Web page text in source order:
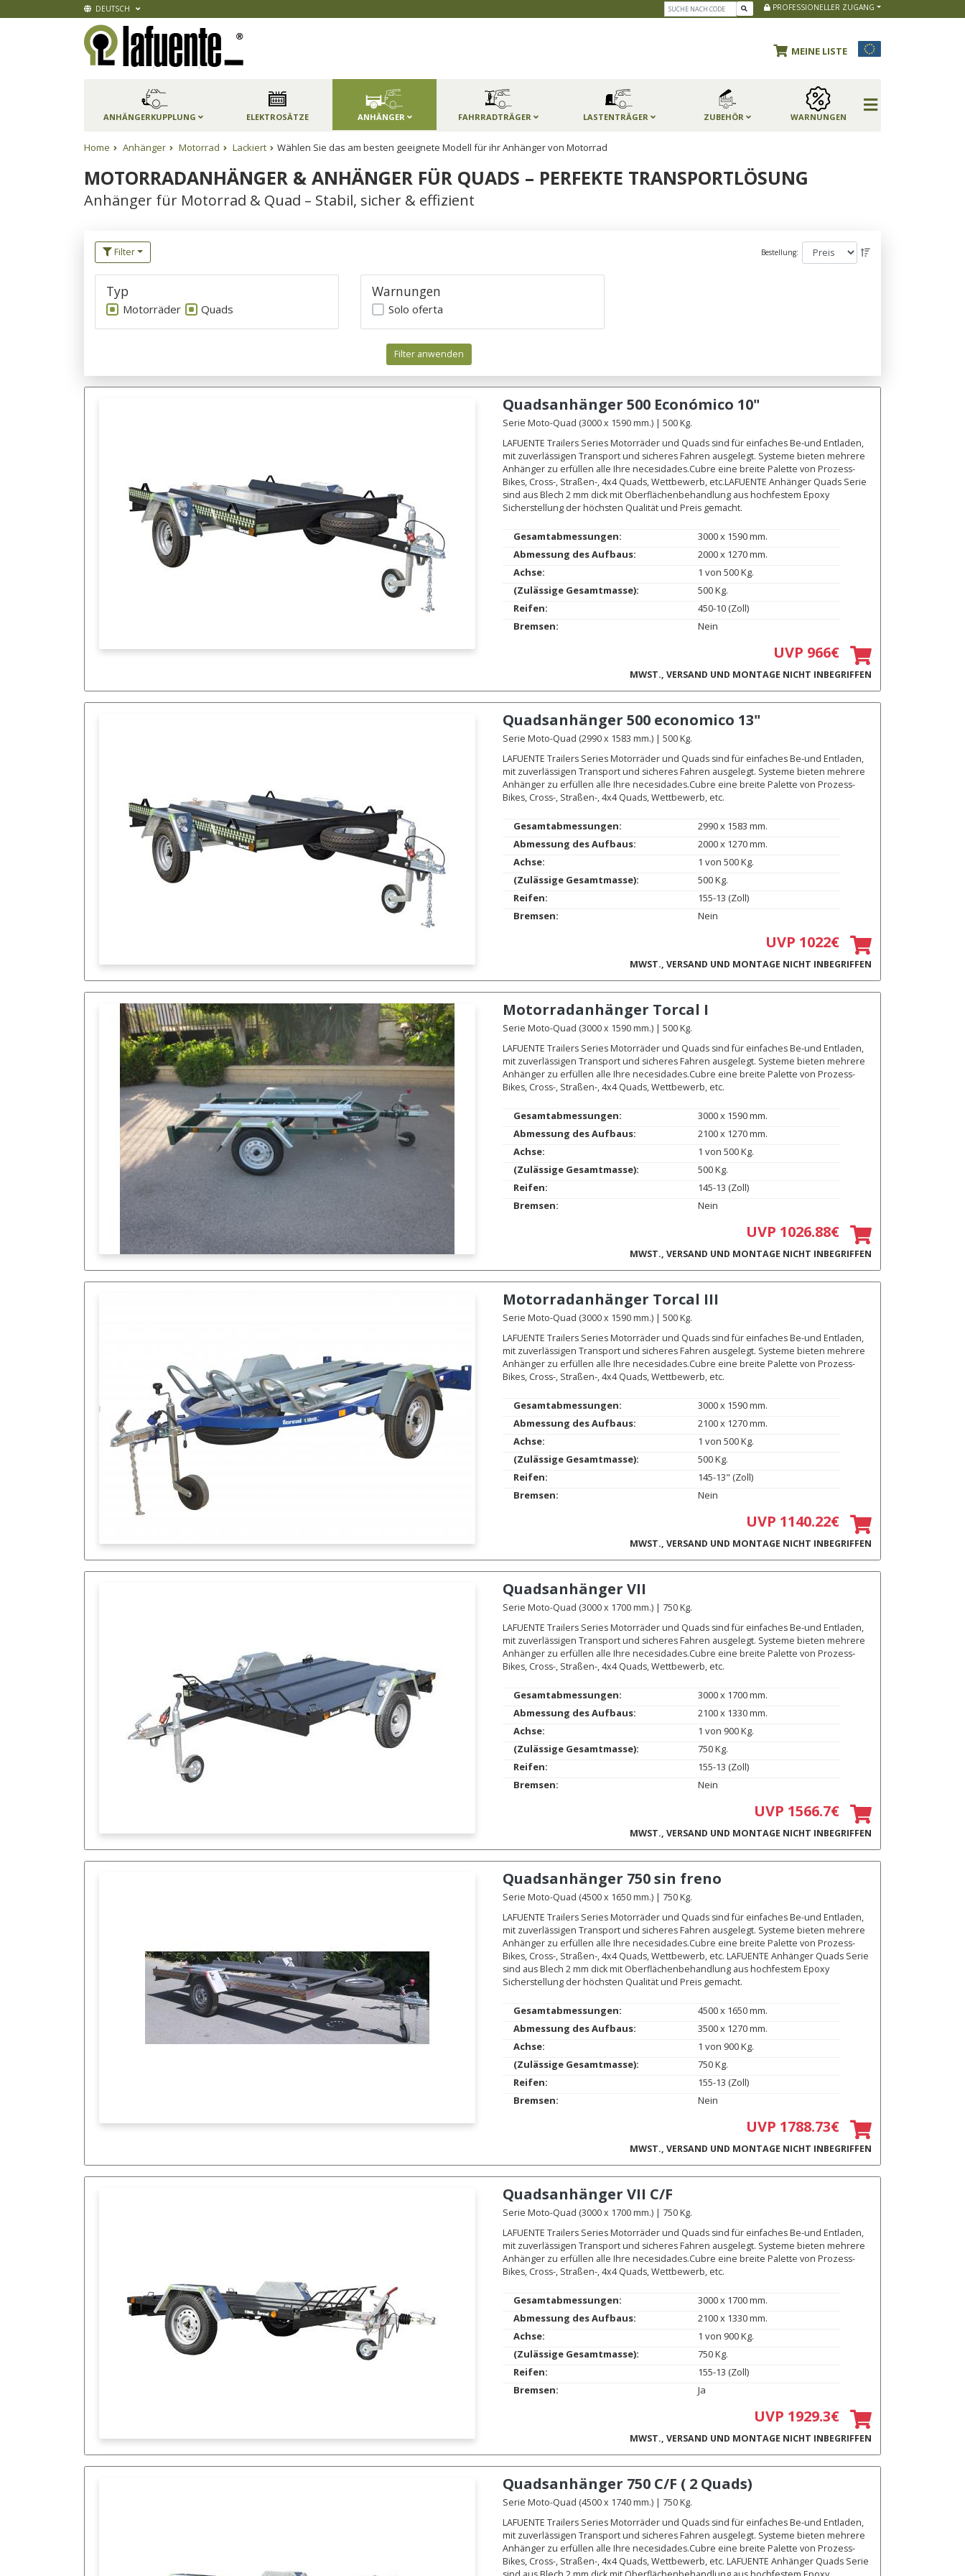
DEUTSCH PROFESSIONELLER ZUGANG
MEINE LISTE
ANHÄNGERKUPPLUNG ELEKTROSÄTZE ANHÄNGER FAHRRADTRÄGER LASTENTRÄGER ZUBEHÖR WARNUNGEN
Home Anhänger Motorrad Lackiert Wählen Sie das am besten geeignete Modell für ihr Anhänger von Motorrad
MOTORRADANHÄNGER & ANHÄNGER FÜR QUADS – PERFEKTE TRANSPORTLÖSUNG
Anhänger für Motorrad & Quad – Stabil, sicher & effizient
Filter Bestellung:
Typ
Motorräder Quads
Warnungen
Solo oferta
Filter anwenden
Quadsanhänger 500 Económico 10"
Serie Moto-Quad (3000 x 1590 mm.) | 500 Kg.
LAFUENTE Trailers Series Motorräder und Quads sind für einfaches Be-und Entladen,
mit zuverlässigen Transport und sicheres Fahren ausgelegt. Systeme bieten mehrere
Anhänger zu erfüllen alle Ihre necesidades.Cubre eine breite Palette von Prozess-
Bikes, Cross-, Straßen-, 4x4 Quads, Wettbewerb, etc.LAFUENTE Anhänger Quads Serie
sind aus Blech 2 mm dick mit Oberflächenbehandlung aus hochfestem Epoxy
Sicherstellung der höchsten Qualität und Preis gemacht.
Gesamtabmessungen:
3000 x 1590 mm.
Abmessung des Aufbaus:
2000 x 1270 mm.
Achse:
1 von 500 Kg.
(Zulässige Gesamtmasse):
500 Kg.
Reifen:
450-10 (Zoll)
Bremsen:
Nein
UVP 966€
MWST., VERSAND UND MONTAGE NICHT INBEGRIFFEN
Quadsanhänger 500 economico 13"
Serie Moto-Quad (2990 x 1583 mm.) | 500 Kg.
LAFUENTE Trailers Series Motorräder und Quads sind für einfaches Be-und Entladen,
mit zuverlässigen Transport und sicheres Fahren ausgelegt. Systeme bieten mehrere
Anhänger zu erfüllen alle Ihre necesidades.Cubre eine breite Palette von Prozess-
Bikes, Cross-, Straßen-, 4x4 Quads, Wettbewerb, etc.
Gesamtabmessungen:
2990 x 1583 mm.
Abmessung des Aufbaus:
2000 x 1270 mm.
Achse:
1 von 500 Kg.
(Zulässige Gesamtmasse):
500 Kg.
Reifen:
155-13 (Zoll)
Bremsen:
Nein
UVP 1022€
MWST., VERSAND UND MONTAGE NICHT INBEGRIFFEN
Motorradanhänger Torcal I
Serie Moto-Quad (3000 x 1590 mm.) | 500 Kg.
LAFUENTE Trailers Series Motorräder und Quads sind für einfaches Be-und Entladen,
mit zuverlässigen Transport und sicheres Fahren ausgelegt. Systeme bieten mehrere
Anhänger zu erfüllen alle Ihre necesidades.Cubre eine breite Palette von Prozess-
Bikes, Cross-, Straßen-, 4x4 Quads, Wettbewerb, etc.
Gesamtabmessungen:
3000 x 1590 mm.
Abmessung des Aufbaus:
2100 x 1270 mm.
Achse:
1 von 500 Kg.
(Zulässige Gesamtmasse):
500 Kg.
Reifen:
145-13 (Zoll)
Bremsen:
Nein
UVP 1026.88€
MWST., VERSAND UND MONTAGE NICHT INBEGRIFFEN
Motorradanhänger Torcal III
Serie Moto-Quad (3000 x 1590 mm.) | 500 Kg.
LAFUENTE Trailers Series Motorräder und Quads sind für einfaches Be-und Entladen,
mit zuverlässigen Transport und sicheres Fahren ausgelegt. Systeme bieten mehrere
Anhänger zu erfüllen alle Ihre necesidades.Cubre eine breite Palette von Prozess-
Bikes, Cross-, Straßen-, 4x4 Quads, Wettbewerb, etc.
Gesamtabmessungen:
3000 x 1590 mm.
Abmessung des Aufbaus:
2100 x 1270 mm.
Achse:
1 von 500 Kg.
(Zulässige Gesamtmasse):
500 Kg.
Reifen:
145-13" (Zoll)
Bremsen:
Nein
UVP 1140.22€
MWST., VERSAND UND MONTAGE NICHT INBEGRIFFEN
Quadsanhänger VII
Serie Moto-Quad (3000 x 1700 mm.) | 750 Kg.
LAFUENTE Trailers Series Motorräder und Quads sind für einfaches Be-und Entladen,
mit zuverlässigen Transport und sicheres Fahren ausgelegt. Systeme bieten mehrere
Anhänger zu erfüllen alle Ihre necesidades.Cubre eine breite Palette von Prozess-
Bikes, Cross-, Straßen-, 4x4 Quads, Wettbewerb, etc.
Gesamtabmessungen:
3000 x 1700 mm.
Abmessung des Aufbaus:
2100 x 1330 mm.
Achse:
1 von 900 Kg.
(Zulässige Gesamtmasse):
750 Kg.
Reifen:
155-13 (Zoll)
Bremsen:
Nein
UVP 1566.7€
MWST., VERSAND UND MONTAGE NICHT INBEGRIFFEN
Quadsanhänger 750 sin freno
Serie Moto-Quad (4500 x 1650 mm.) | 750 Kg.
LAFUENTE Trailers Series Motorräder und Quads sind für einfaches Be-und Entladen,
mit zuverlässigen Transport und sicheres Fahren ausgelegt. Systeme bieten mehrere
Anhänger zu erfüllen alle Ihre necesidades.Cubre eine breite Palette von Prozess-
Bikes, Cross-, Straßen-, 4x4 Quads, Wettbewerb, etc. LAFUENTE Anhänger Quads Serie
sind aus Blech 2 mm dick mit Oberflächenbehandlung aus hochfestem Epoxy
Sicherstellung der höchsten Qualität und Preis gemacht.
Gesamtabmessungen:
4500 x 1650 mm.
Abmessung des Aufbaus:
3500 x 1270 mm.
Achse:
1 von 900 Kg.
(Zulässige Gesamtmasse):
750 Kg.
Reifen:
155-13 (Zoll)
Bremsen:
Nein
UVP 1788.73€
MWST., VERSAND UND MONTAGE NICHT INBEGRIFFEN
Quadsanhänger VII C/F
Serie Moto-Quad (3000 x 1700 mm.) | 750 Kg.
LAFUENTE Trailers Series Motorräder und Quads sind für einfaches Be-und Entladen,
mit zuverlässigen Transport und sicheres Fahren ausgelegt. Systeme bieten mehrere
Anhänger zu erfüllen alle Ihre necesidades.Cubre eine breite Palette von Prozess-
Bikes, Cross-, Straßen-, 4x4 Quads, Wettbewerb, etc.
Gesamtabmessungen:
3000 x 1700 mm.
Abmessung des Aufbaus:
2100 x 1330 mm.
Achse:
1 von 900 Kg.
(Zulässige Gesamtmasse):
750 Kg.
Reifen:
155-13 (Zoll)
Bremsen:
Ja
UVP 1929.3€
MWST., VERSAND UND MONTAGE NICHT INBEGRIFFEN
Quadsanhänger 750 C/F ( 2 Quads)
Serie Moto-Quad (4500 x 1740 mm.) | 750 Kg.
LAFUENTE Trailers Series Motorräder und Quads sind für einfaches Be-und Entladen,
mit zuverlässigen Transport und sicheres Fahren ausgelegt. Systeme bieten mehrere
Anhänger zu erfüllen alle Ihre necesidades.Cubre eine breite Palette von Prozess-
Bikes, Cross-, Straßen-, 4x4 Quads, Wettbewerb, etc. LAFUENTE Anhänger Quads Serie